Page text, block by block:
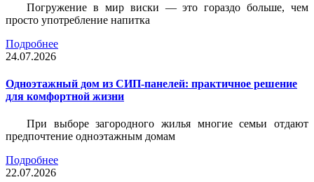
Погружение в мир виски — это гораздо больше, чем
просто употребление напитка
Подробнее
24.07.2026
Одноэтажный дом из СИП-панелей: практичное решение
для комфортной жизни
При выборе загородного жилья многие семьи отдают
предпочтение одноэтажным домам
Подробнее
22.07.2026